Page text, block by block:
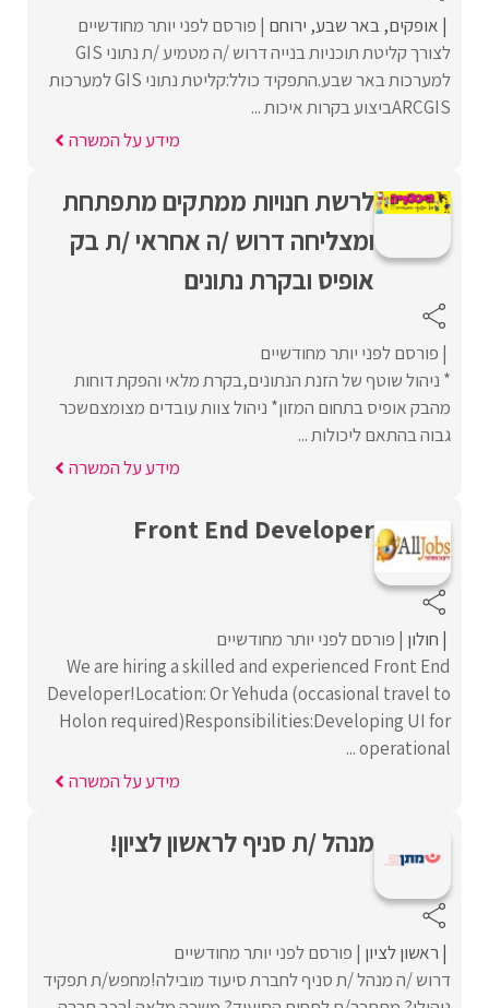
אופקים באר שבע ירוחם פורסם לפני יותר מחודשיים
לצורך קליטת תוכניות בנייה דרוש /ה מטמיע /ת נתוני GIS
למערכות באר שבע.התפקיד כולל:קליטת נתוני GIS למערכות
ARCGISביצוע בקרות איכות ...
מידע על המשרה
לרשת חנויות ממתקים מתפתחת
ומצליחה דרוש /ה אחראי /ת בק
אופיס ובקרת נתונים
פורסם לפני יותר מחודשיים
* ניהול שוטף של הזנת הנתונים,בקרת מלאי והפקת דוחות
מהבק אופיס בתחום המזון* ניהול צוות עובדים מצומצםשכר
גבוה בהתאם ליכולות ...
מידע על המשרה
Front End Developer
חולון פורסם לפני יותר מחודשיים
We are hiring a skilled and experienced Front End
Developer!Location: Or Yehuda (occasional travel to
Holon required)Responsibilities:Developing UI for
operational ...
מידע על המשרה
מנהל /ת סניף לראשון לציון!
ראשון לציון פורסם לפני יותר מחודשיים
דרוש /ה מנהל /ת סניף לחברת סיעוד מובילה!מחפש/ת תפקיד